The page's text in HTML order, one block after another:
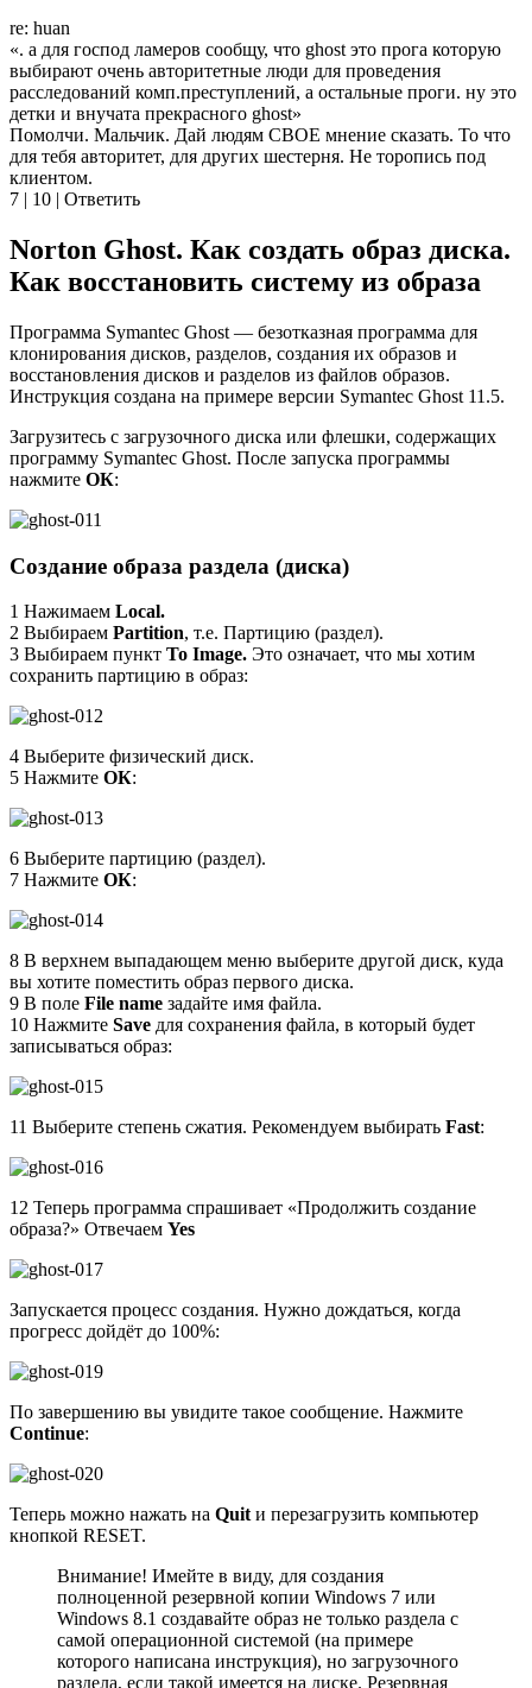
re: huan
«. а для господ ламеров сообщу, что ghost это прога которую
выбирают очень авторитетные люди для проведения
расследований комп.преступлений, а остальные проги. ну это
детки и внучата прекрасного ghost»
Помолчи. Мальчик. Дай людям СВОЕ мнение сказать. То что
для тебя авторитет, для других шестерня. Не торопись под
клиентом.
7 | 10 | Ответить
Norton Ghost. Как создать образ диска.
Как восстановить систему из образа
Программа Symantec Ghost — безотказная программа для
клонирования дисков, разделов, создания их образов и
восстановления дисков и разделов из файлов образов.
Инструкция создана на примере версии Symantec Ghost 11.5.
Загрузитесь с загрузочного диска или флешки, содержащих
программу Symantec Ghost. После запуска программы
нажмите ОК:
Создание образа раздела (диска)
1 Нажимаем Local.
2 Выбираем Partition, т.е. Партицию (раздел).
3 Выбираем пункт To Image. Это означает, что мы хотим
сохранить партицию в образ:
4 Выберите физический диск.
5 Нажмите ОК:
6 Выберите партицию (раздел).
7 Нажмите ОК:
8 В верхнем выпадающем меню выберите другой диск, куда
вы хотите поместить образ первого диска.
9 В поле File name задайте имя файла.
10 Нажмите Save для сохранения файла, в который будет
записываться образ:
11 Выберите степень сжатия. Рекомендуем выбирать Fast:
12 Теперь программа спрашивает «Продолжить создание
образа?» Отвечаем Yes
Запускается процесс создания. Нужно дождаться, когда
прогресс дойдёт до 100%:
По завершению вы увидите такое сообщение. Нажмите
Continue:
Теперь можно нажать на Quitи перезагрузить компьютер
кнопкой RESET.
Внимание! Имейте в виду, для создания
полноценной резервной копии Windows 7 или
Windows 8.1 создавайте образ не только раздела с
самой операционной системой (на примере
которого написана инструкция), но загрузочного
раздела, если такой имеется на диске. Резервная